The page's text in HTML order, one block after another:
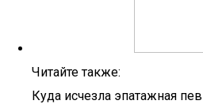
Читайте также:
Куда исчезла эпатажная